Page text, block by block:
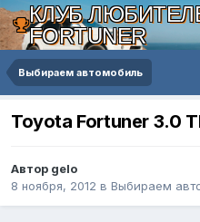
КЛУБ
FORTUNER
Выбираем автомобиль
Toyota Fortuner 3.0
Автор gelo
8 ноября, 2012 в Выбираем